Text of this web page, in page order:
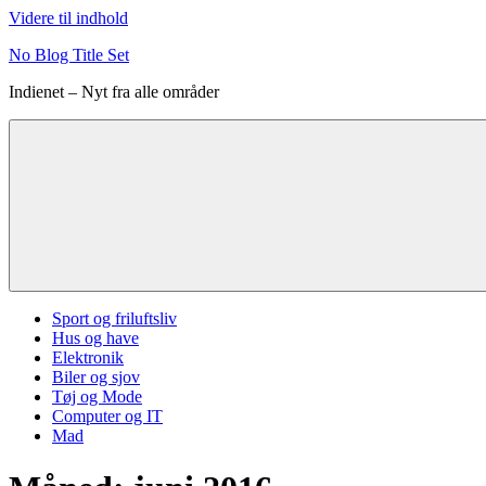
Videre til indhold
No Blog Title Set
Indienet – Nyt fra alle områder
Sport og friluftsliv
Hus og have
Elektronik
Biler og sjov
Tøj og Mode
Computer og IT
Mad